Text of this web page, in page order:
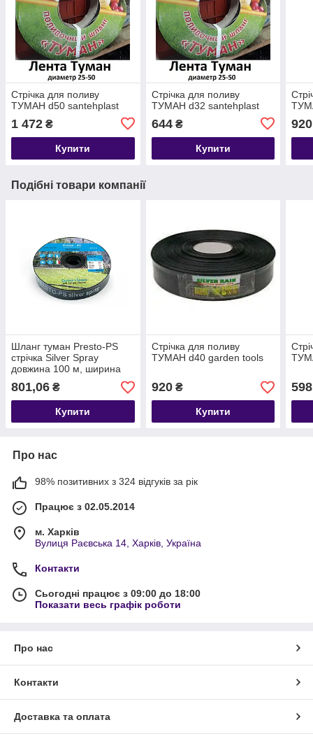
Стрічка для поливу
ТУМАН d50 santehplast
1 472 ₴
Купити
Стрічка для поливу
ТУМАН d32 santehplast
644₴
Купити
920
Подібні товари компанії
Шланг туман Presto-PS
стрічка Silver Spray
довжина 100 м, ширина
поливу 6 м, діаметр 32 мм
(501008-7)
801,06 ₴
Купити
Стрічка для поливу
ТУМАН d40 garden tools
920₴
Купити
598
Про нас
98% позитивних з 324 відгуків за рік
Працює з 02.05.2014
м. Харків
Вулиця Раєвська 14, Харків, Україна
Контакти
Сьогодні працює з 09:00 до 18:00
Показати весь графік роботи
Про нас
Контакти
Доставка та оплата